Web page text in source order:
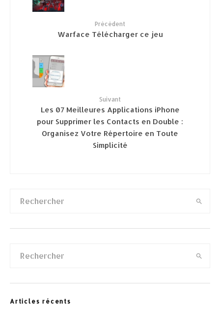
Précédent
Warface Télécharger ce jeu
Suivant
Les 07 Meilleures Applications iPhone
pour Supprimer les Contacts en Double :
Organisez Votre Répertoire en Toute
Simplicité
Articles récents